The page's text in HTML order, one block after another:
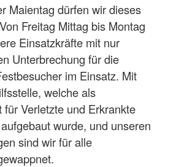
Maientag dürfen wir dieses
Freitag Mittag bis Montag
Einsatzkräfte mit nur
Unterbrechung für die
im Einsatz. Mit
welche als
für Verletzte und Erkrankte
wurde, und unseren
sind wir für alle